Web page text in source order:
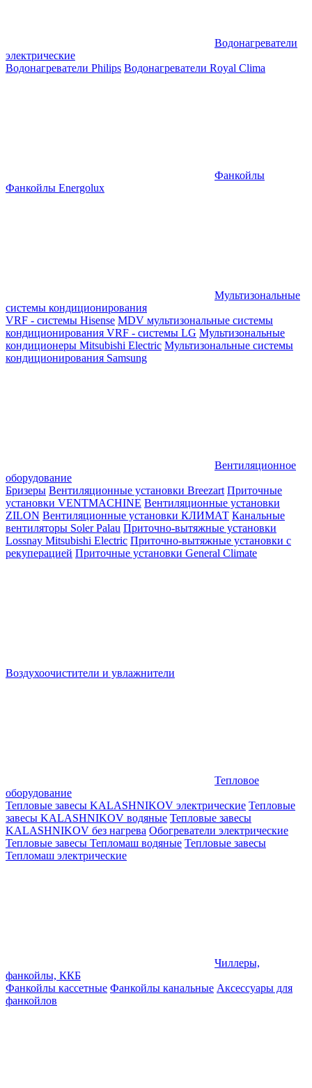
Водонагреватели
электрические
Водонагреватели Philips Водонагреватели Royal Clima
Фанкойлы
Фанкойлы Energolux
Мультизональные
системы кондиционирования
VRF - системы Hisense MDV мультизональные системы
кондиционирования VRF - системы LG Мультизональные
кондиционеры Mitsubishi Electric Мультизональные системы
кондиционирования Samsung
Вентиляционное
оборудование
Бризеры Вентиляционные установки Breezart Приточные
установки VENTMACHINE Вентиляционные установки
ZILON Вентиляционные установки КЛИМАТ Канальные
вентиляторы Soler Palau Приточно-вытяжные установки
Lossnay Mitsubishi Electric Приточно-вытяжные установки с
рекуперацией Приточные установки General Climate
Воздухоочистители и увлажнители
Тепловое
оборудование
Тепловые завесы KALASHNIKOV электрические Тепловые
завесы KALASHNIKOV водяные Тепловые завесы
KALASHNIKOV без нагрева Обогреватели электрические
Тепловые завесы Тепломаш водяные Тепловые завесы
Тепломаш электрические
Чиллеры,
фанкойлы, ККБ
Фанкойлы кассетные Фанкойлы канальные Аксессуары для
фанкойлов